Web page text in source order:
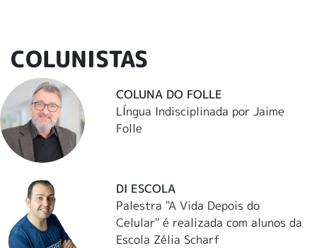
COLUNISTAS
COLUNA DO FOLLE
LÍngua Indisciplinada por Jaime
Folle
DI ESCOLA
Palestra "A Vida Depois do
Celular" é realizada com alunos da
Escola Zélia Scharf